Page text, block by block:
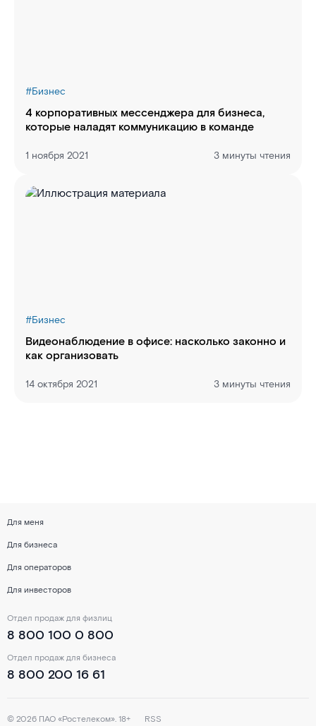
#Бизнес
4 корпоративных мессенджера для бизнеса,
которые наладят коммуникацию в команде
1 ноября 2021 3 минуты чтения
#Бизнес
Видеонаблюдение в офисе: насколько законно и
как организовать
14 октября 2021 3 минуты чтения
Для меня
Для бизнеса
Для операторов
Для инвесторов
Отдел продаж для бизнеса
8 800 200 16 61
Отдел продаж для физлиц
8 800 100 0 800
© 2026 ПАО «Ростелеком». 18+ RSS